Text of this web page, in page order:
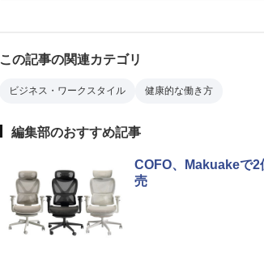
この記事の関連カテゴリ
ビジネス・ワークスタイル 健康的な働き方
編集部のおすすめ記事
COFO、Makuakeで2
売